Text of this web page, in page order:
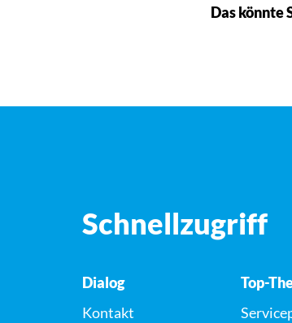
Das könnte
Schnellzugriff
Dialog
Kontakt
Top-